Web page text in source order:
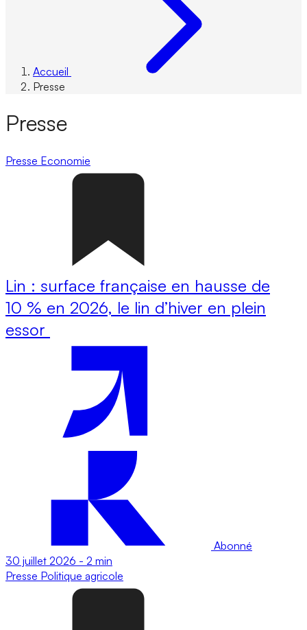
Accueil
Presse
Presse
Presse Economie
Lin : surface française en hausse de
10 % en 2026, le lin d’hiver en plein
essor
Abonné
30 juillet 2026 - 2 min
Presse Politique agricole